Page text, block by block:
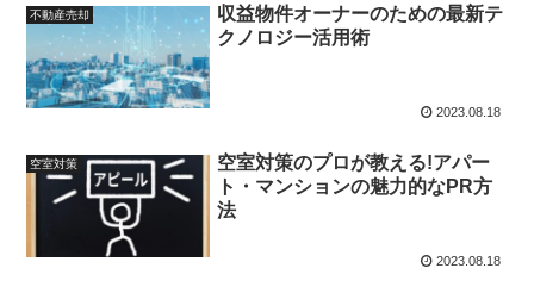
不動産売却
収益物件オーナーのための最新テ
クノロジー活用術
2023.08.18
空室対策
空室対策のプロが教える!アパー
ト・マンションの魅力的なPR方
法
2023.08.18